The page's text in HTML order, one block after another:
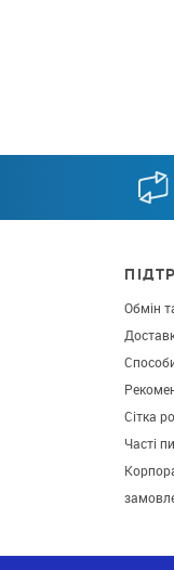
Обмін
Сітка
Часті